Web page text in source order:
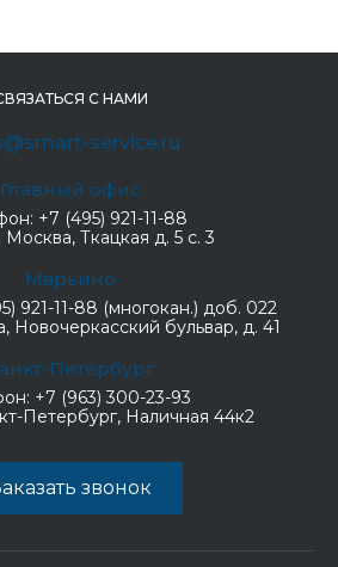
С НАМИ
service.ru
Главный офис
+7 (495) 921-11-88
Москва, Ткацкая д. 5 с. 3
Марьино
921-11-88 (многокан.) доб. 022
Новочеркасский бульвар, д. 41
Петербург
+7 (963) 300-23-93
Петербург, Наличная 44к2
звонок